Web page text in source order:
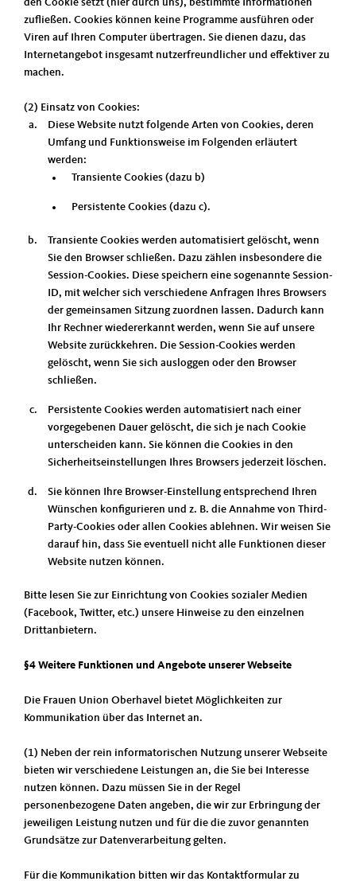
den Cookie setzt (hier durch uns), bestimmte Informationen
zufließen. Cookies können keine Programme ausführen oder
Viren auf Ihren Computer übertragen. Sie dienen dazu, das
Internetangebot insgesamt nutzerfreundlicher und effektiver zu
machen.
(2) Einsatz von Cookies:
Diese Website nutzt folgende Arten von Cookies, deren
Umfang und Funktionsweise im Folgenden erläutert
werden:
Transiente Cookies (dazu b)
Persistente Cookies (dazu c).
Transiente Cookies werden automatisiert gelöscht, wenn
Sie den Browser schließen. Dazu zählen insbesondere die
Session-Cookies. Diese speichern eine sogenannte Session-
ID, mit welcher sich verschiedene Anfragen Ihres Browsers
der gemeinsamen Sitzung zuordnen lassen. Dadurch kann
Ihr Rechner wiedererkannt werden, wenn Sie auf unsere
Website zurückkehren. Die Session-Cookies werden
gelöscht, wenn Sie sich ausloggen oder den Browser
schließen.
Persistente Cookies werden automatisiert nach einer
vorgegebenen Dauer gelöscht, die sich je nach Cookie
unterscheiden kann. Sie können die Cookies in den
Sicherheitseinstellungen Ihres Browsers jederzeit löschen.
Sie können Ihre Browser-Einstellung entsprechend Ihren
Wünschen konfigurieren und z. B. die Annahme von Third-
Party-Cookies oder allen Cookies ablehnen. Wir weisen Sie
darauf hin, dass Sie eventuell nicht alle Funktionen dieser
Website nutzen können.
Bitte lesen Sie zur Einrichtung von Cookies sozialer Medien
(Facebook, Twitter, etc.) unsere Hinweise zu den einzelnen
Drittanbietern.
§4 Weitere Funktionen und Angebote unserer Webseite
Die Frauen Union Oberhavel bietet Möglichkeiten zur
Kommunikation über das Internet an.
(1) Neben der rein informatorischen Nutzung unserer Webseite
bieten wir verschiedene Leistungen an, die Sie bei Interesse
nutzen können. Dazu müssen Sie in der Regel
personenbezogene Daten angeben, die wir zur Erbringung der
jeweiligen Leistung nutzen und für die die zuvor genannten
Grundsätze zur Datenverarbeitung gelten.
Für die Kommunikation bitten wir das Kontaktformular zu